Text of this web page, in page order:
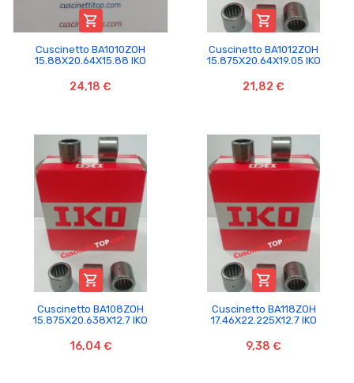

Cuscinetto BA1010ZOH
15.88X20.64X15.88 IKO
24,18 €

Cuscinetto BA1012ZOH
15.875X20.64X19.05 IKO
21,82 €

Cuscinetto BA108ZOH
15.875X20.638X12.7 IKO
16,04 €

Cuscinetto BA118ZOH
17.46X22.225X12.7 IKO
9,38 €